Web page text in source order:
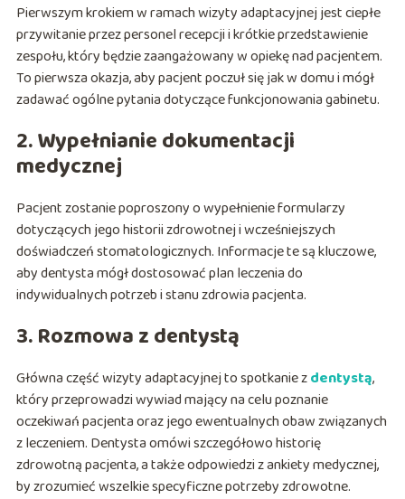
Pierwszym krokiem w ramach wizyty adaptacyjnej jest ciepłe
przywitanie przez personel recepcji i krótkie przedstawienie
zespołu, który będzie zaangażowany w opiekę nad pacjentem.
To pierwsza okazja, aby pacjent poczuł się jak w domu i mógł
zadawać ogólne pytania dotyczące funkcjonowania gabinetu.
2. Wypełnianie dokumentacji
medycznej
Pacjent zostanie poproszony o wypełnienie formularzy
dotyczących jego historii zdrowotnej i wcześniejszych
doświadczeń stomatologicznych. Informacje te są kluczowe,
aby dentysta mógł dostosować plan leczenia do
indywidualnych potrzeb i stanu zdrowia pacjenta.
3. Rozmowa z dentystą
Główna część wizyty adaptacyjnej to spotkanie zdentystą,
który przeprowadzi wywiad mający na celu poznanie
oczekiwań pacjenta oraz jego ewentualnych obaw związanych
z leczeniem. Dentysta omówi szczegółowo historię
zdrowotną pacjenta, a także odpowiedzi z ankiety medycznej,
by zrozumieć wszelkie specyficzne potrzeby zdrowotne.